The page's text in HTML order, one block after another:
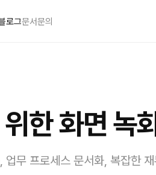
로그문서문의
한 화면 녹
업무 프로세스 문서화, 복잡한